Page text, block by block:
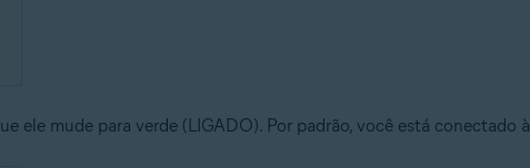
ele mude para verde (LIGADO). Por padrão, você está conectado à